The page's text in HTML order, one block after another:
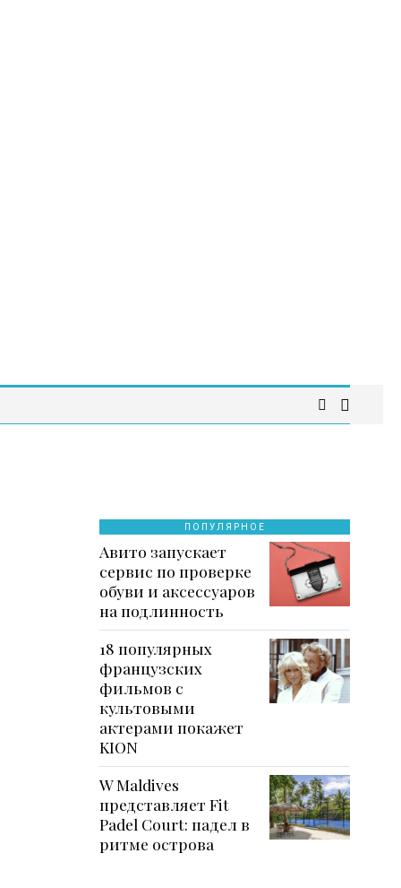
ПОПУЛЯРНОЕ
Авито запускает
сервис по проверке
обуви и аксессуаров
на подлинность
18 популярных
французских
фильмов с
культовыми
актерами покажет
KION
W Maldives
представляет Fit
Padel Court: падел в
ритме острова